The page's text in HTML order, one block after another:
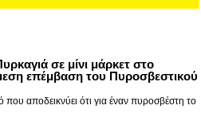
σε μίνι μάρκετ στο
επέμβαση του Πυροσβεστικού
που αποδεικνύει ότι για έναν πυροσβέστη το